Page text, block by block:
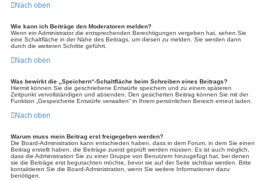
Nach oben
Wie kann ich Beiträge den Moderatoren melden?
Wenn ein Administrator die entsprechenden Berechtigungen vergeben hat, sehen Sie
eine Schaltfläche in der Nähe des Beitrags, um diesen zu melden. Sie werden dann
durch die weiteren Schritte geführt.
Nach oben
Was bewirkt die „Speichern“-Schaltfläche beim Schreiben eines Beitrags?
Hiermit können Sie die geschriebene Entwürfe speichern und zu einem späteren
Zeitpunkt vervollständigen und absenden. Den gesicherten Beitrag können Sie mit der
Funktion „Gespeicherte Entwürfe verwalten“ in Ihrem persönlichen Bereich erneut laden.
Nach oben
Warum muss mein Beitrag erst freigegeben werden?
Die Board-Administration kann entschieden haben, dass in dem Forum, in dem Sie einen
Beitrag erstellt haben, die Beiträge zuerst geprüft werden müssen. Es ist auch möglich,
dass die Administration Sie zu einer Gruppe von Benutzern hinzugefügt hat, bei denen
sie die Beiträge erst begutachten möchte, bevor sie auf der Seite sichtbar werden. Bitte
kontaktieren Sie die Board-Administration, wenn Sie weitere Informationen dazu
benötigen.